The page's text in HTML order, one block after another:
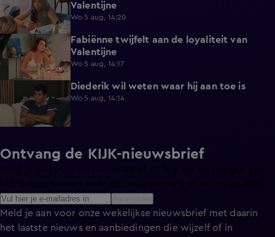
Valentijne
Wo 5 aug, 14:20
0:58
Fabiënne twijfelt aan de loyaliteit van
Valentijne
Wo 5 aug, 14:17
Diederik wil weten waar hij aan toe is
Wo 5 aug, 14:14
Ontvang de KIJK-nieuwsbrief
Meld je aan voor onze wekelijkse nieuwsbrief met daarin
het laatste nieuws en aanbiedingen die wijzelf of in